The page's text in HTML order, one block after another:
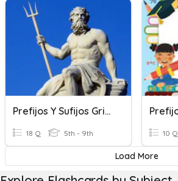
Prefijos Y Sufijos Griegos
18 Q 5th - 9th 10 Q
Load More